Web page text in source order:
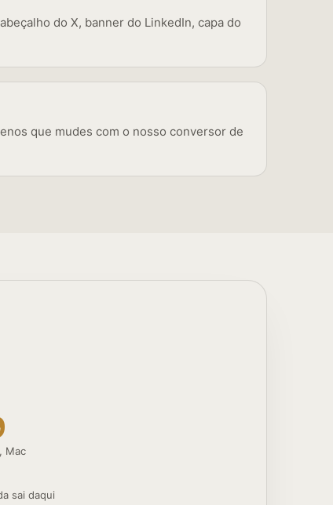
do X, banner do LinkedIn, capa do
que mudes com o nosso conversor de
Mac
sai daqui